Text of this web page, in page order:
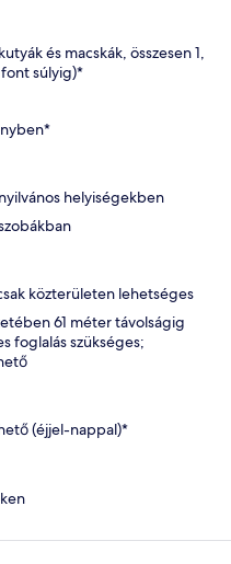
és macskák, összesen 1,
súlyig)*
helyiségekben
közterületen lehetséges
61 méter távolságig
foglalás szükséges;
(éjjel-nappal)*